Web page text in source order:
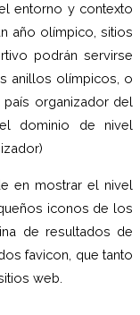
entorno y contexto
año olímpico, sitios
podrán servirse
anillos olímpicos, o
organizador del
dominio de nivel
en mostrar el nivel
iconos de los
de resultados de
favicon, que tanto
web.